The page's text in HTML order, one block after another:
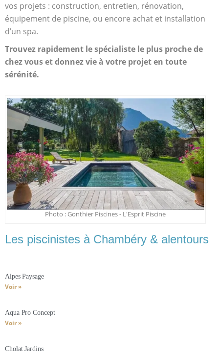
vos projets : construction, entretien, rénovation,
équipement de piscine, ou encore achat et installation
d’un spa.
Trouvez rapidement le spécialiste le plus proche de
chez vous et donnez vie à votre projet en toute
sérénité.
Photo : Gonthier Piscines - L'Esprit Piscine
Les piscinistes à Chambéry & alentours
Alpes Paysage
Voir »
Aqua Pro Concept
Voir »
Cholat Jardins